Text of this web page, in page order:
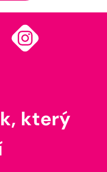
který